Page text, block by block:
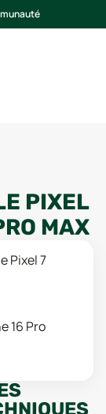
PIXEL
MAX
Pixel 7
16 Pro